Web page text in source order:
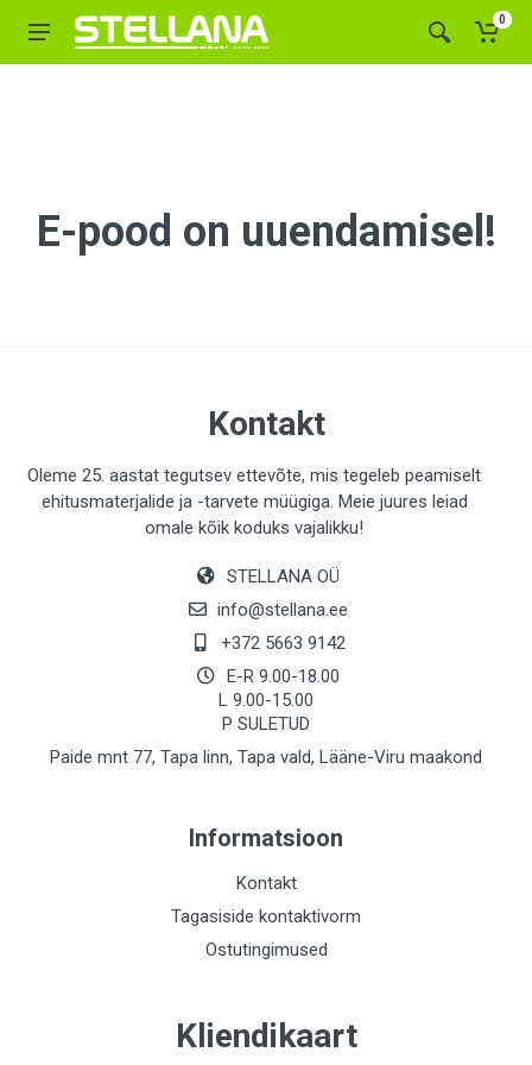
0
E-pood on uuendamisel!
Kontakt
Oleme 25. aastat tegutsev ettevõte, mis tegeleb peamiselt
ehitusmaterjalide ja -tarvete müügiga. Meie juures leiad
omale kõik koduks vajalikku!
STELLANA OÜ
info@stellana.ee
+372 5663 9142
E-R 9.00-18.00
L 9.00-15.00
P SULETUD
Paide mnt 77, Tapa linn, Tapa vald, Lääne-Viru maakond
Informatsioon
Kontakt
Tagasiside kontaktivorm
Ostutingimused
Kliendikaart